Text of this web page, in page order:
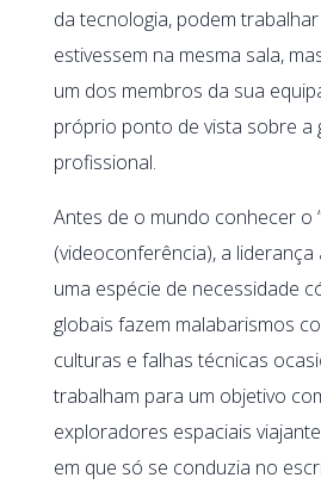
da tecnologia, podem
estivessem na mesma sala,
um dos membros da sua
próprio ponto de vista sobre a
profissional.
Antes de o mundo conhecer o
(videoconferência), a liderança
uma espécie de necessidade
globais fazem malabarismos
culturas e falhas técnicas
trabalham para um objetivo
exploradores espaciais
em que só se conduzia no